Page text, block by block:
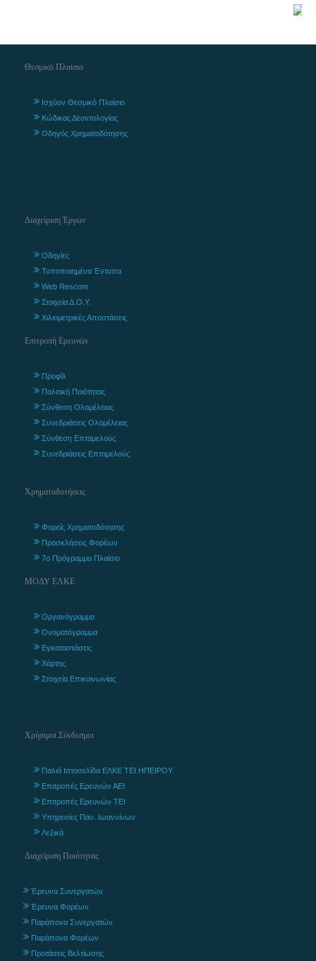
Θεσμικό Πλαίσιο
Ισχύον Θεσμικό Πλαίσιο
Κώδικας Δεοντολογίας
Οδηγός Χρηματοδότησης
Διαχείριση Έργων
Οδηγίες
Τυποποιημένα Έντυπα
Web Rescom
Στοιχεία Δ.Ο.Υ.
Χιλιομετρικές Αποστάσεις
Επιτροπή Ερευνών
Προφίλ
Πολιτική Ποιότητας
Σύνθεση Ολομέλειας
Συνεδριάσεις Ολομέλειας
Σύνθεση Επταμελούς
Συνεδριάσεις Επταμελούς
Χρηματοδοτήσεις
Φορείς Χρηματοδότησης
Προσκλήσεις Φορέων
7ο Πρόγραμμα Πλαίσιο
ΜΟΔΥ ΕΛΚΕ
Οργανόγραμμα
Ονοματόγραμμα
Εγκαταστάσεις
Χάρτης
Στοιχεία Επικοινωνίας
Χρήσιμοι Σύνδεσμοι
Παλιά Ιστοσελίδα ΕΛΚΕ ΤΕΙ ΗΠΕΙΡΟΥ
Επιτροπές Ερευνών ΑΕΙ
Επιτροπές Ερευνών ΤΕΙ
Υπηρεσίες Παν. Ιωαννίνων
Λεξικά
Διαχείριση Ποιότητας
Έρευνα Συνεργατών
Έρευνα Φορέων
Παράπονα Συνεργατών
Παράπονα Φορέων
Προτάσεις Βελτίωσης